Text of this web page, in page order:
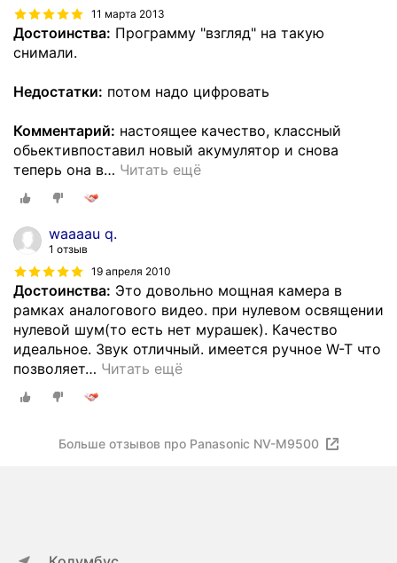
11 марта 2013
Достоинства: Программу "взгляд" на такую
снимали.
Недостатки: потом надо цифровать
Комментарий: настоящее качество, классный
обьективпоставил новый акумулятор и снова
теперь она в… Читать ещё
waaaau q.
1 отзыв
19 апреля 2010
Достоинства: Это довольно мощная камера в
рамках аналогового видео. при нулевом освящении
нулевой шум(то есть нет мурашек). Качество
идеальное. Звук отличный. имеется ручное W-T что
позволяет… Читать ещё
Больше отзывов про Panasonic NV-M9500